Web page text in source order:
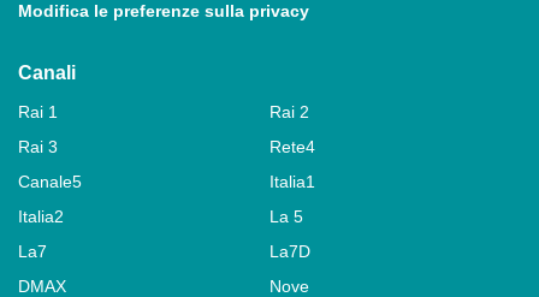
Modifica le preferenze sulla privacy
Canali
Rai 1
Rai 2
Rai 3
Rete4
Canale5
Italia1
Italia2
La 5
La7
La7D
DMAX
Nove